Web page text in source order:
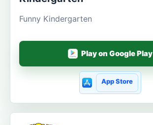
Funny Kindergarten
Play on Google Play
App Store